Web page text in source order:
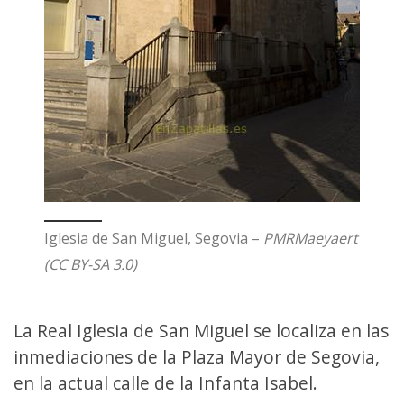
Iglesia de San Miguel, Segovia – PMRMaeyaert
(CC BY-SA 3.0)
La Real Iglesia de San Miguel se localiza en las
inmediaciones de la Plaza Mayor de Segovia,
en la actual calle de la Infanta Isabel.